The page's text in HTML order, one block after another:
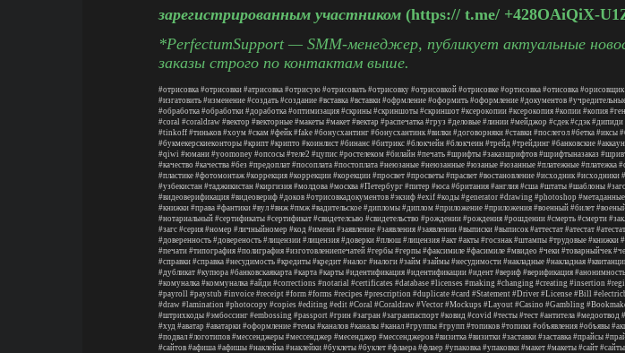
зарегистрированным участником (https:// t.me/ +428OAiQiX-
*PerfectumSupport — SMM-менеджер, публикует актуальные
заказы строго по контактам выше.
#отрисовка #отрисовки #атрисовка #отрисую #отрисовать #отрисовку #отрисовкой #отрисовке #ортисовка #отисовка #орисовщик
#изгатовить #изменение #создать #создание #вставка #вставки #офрмление #оформить #оформление #документов
#обработка #обработки #доработка #оптимизация #скрины #скриншоты #скриншот #ксерокопии #ксерокопия #копии #копия
#coral #coraldraw #вектор #векторные #макеты #макет #вектар #распечатка #груз #деловые #линии #мейджор #сдек #сдэк #дипиди
#tinkoff #тиньков #хоум #скам #фейк #fake #бонусхантинг #бонусхантинк #вилки #договорняки #ставки #послегол #бетка #иксы
#букмекерскиеконторы #крипт #крипто #коинлист #бинанс #битрикс #блокчейн #блокчеин #трейд #трейдинг #банковские
#qiwi #юмани #yoomoney #опсосы #теле2 #цупис #ростелеком #билайн #печать #шрифты #заказшрифтов #шрифтыназаказ
#качество #качества #без #предоплат #посоплата #постоплата #неюзаные #неюзанные #юзаные #юзанные #платежные #платежка
#пластике #фотомонтаж #коррекция #коррекции #корекции #просвет #просветы #прасвет #востановление #исходник #исходники
#узбекистан #таджикистан #киргизия #молдова #москва #Петербург #питер #юса #британия #англия #сша #штаты #шаблоны
#видеоверификация #видеовериф #доков #отрисовкадокументов #экзиф #exif #коды #generator #drawing #photoshop #метаданные
#книжки #права #фантики #вул #внж #пмж #вадительское #дипломы #диплом #приложение #приложения #военный #билет
#нотариальный #сертификаты #сертификат #свидетелсьво #свидетельство #рождении #рождения #рошдении #смерть #смерти
#загс #серия #номер #личныйномер #код #имени #заявление #заявления #заявлении #выписки #выписок #аттестат #атестат
#доверенность #довереность #лицензии #лицензия #доверки #плюш #лицензия #акт #акты #госзнак #штампы #трудовые #книжки
#печати #типография #полиграфия #изготовлениепечатей #гербы #герпы #факсимиле #фасимиле #мвидео #чеки #товарныйчек
#справки #справка #несудимость #кредиты #кредит #налог #налоги #займ #займы #несудимости #накладные #накладная
#дубликат #купюра #банковскаякарта #карта #карты #идентификация #идентификации #идент #вериф #верификация #анонимность
#комуналка #коммуналка #айди #corrections #notarial #certificates #database #licenses #making #changing #creating #insertion
#payroll #paystub #invoice #receipt #form #forms #recipes #prescription #duplicate #card #Statement #Driver #License #Bill
#draw #lamination #photocopy #copies #editing #edit #Coral #Coraldraw #Vector #Mockups #Layout #Casino #Gambling
#штрихкоды #эмбоссинг #embossing #passport #грин #загран #загранпаспорт #ковид #covid #тесты #тест #антитела #медоотвод
#худ #аватар #аватарки #оформление #темы #каналов #каналы #канал #группы #групп #топиков #топики #объявления #объявы
#подвал #логотипов #мессенджеры #мессенджер #месенджер #мессенджеров #визитка #визитки #заставки #заставка #прайсы
#сайтов #афиша #афишы #наклейка #наклейки #буклеты #буклет #флаера #флаер #упаковка #упаковки #макет #макеты #сайт #сайты